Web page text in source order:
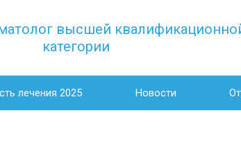
высшей
категории
лечения 2025 Новости